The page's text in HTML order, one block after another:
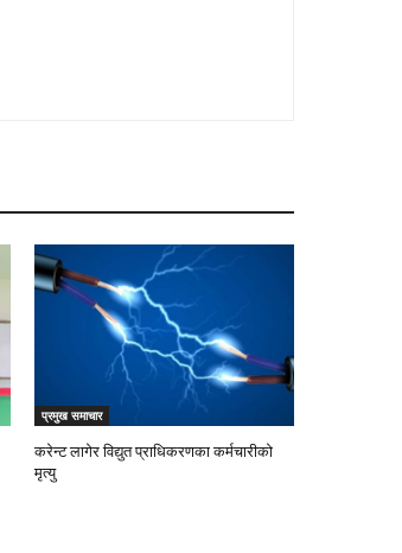
प्रमुख समाचार
करेन्ट लागेर विद्युत प्राधिकरणका कर्मचारीको
मृत्यु